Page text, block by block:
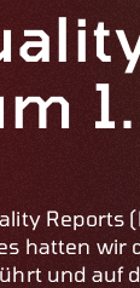
Reports
hatten wir
und auf